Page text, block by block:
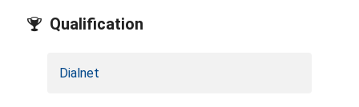
Qualification
Dialnet